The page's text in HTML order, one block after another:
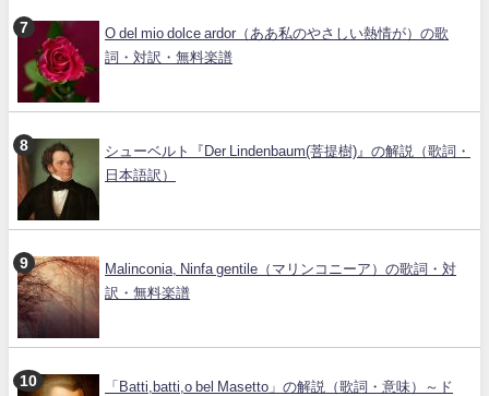
O del mio dolce ardor（ああ私のやさしい熱情が）の歌
詞・対訳・無料楽譜
シューベルト『Der Lindenbaum(菩提樹)』の解説（歌詞・
日本語訳）
Malinconia, Ninfa gentile（マリンコニーア）の歌詞・対
訳・無料楽譜
「Batti,batti,o bel Masetto」の解説（歌詞・意味）～ド